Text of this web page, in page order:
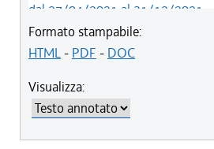
dal 27/04/2021 al 31/12/2021
dal 22/10/2020 al 26/04/2021
dal 02/07/2020 al 21/10/2020
dal 16/08/2018 al 31/12/2018
dal 29/03/2018 al 15/08/2018
dal 15/02/2018 al 28/03/2018
Formato stampabile:
HTML- PDF - DOC
Visualizza: